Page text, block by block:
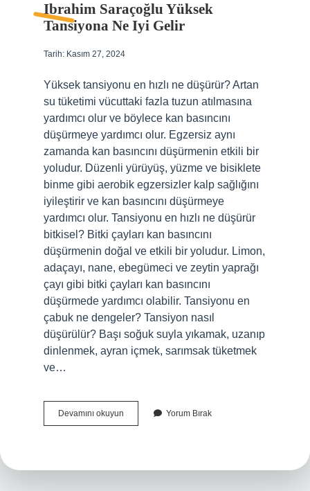
Ibrahim Saraçoğlu Yüksek
Tansiyona Ne Iyi Gelir
Tarih: Kasım 27, 2024
Yüksek tansiyonu en hızlı ne düşürür? Artan
su tüketimi vücuttaki fazla tuzun atılmasına
yardımcı olur ve böylece kan basıncını
düşürmeye yardımcı olur. Egzersiz aynı
zamanda kan basıncını düşürmenin etkili bir
yoludur. Düzenli yürüyüş, yüzme ve bisiklete
binme gibi aerobik egzersizler kalp sağlığını
iyileştirir ve kan basıncını düşürmeye
yardımcı olur. Tansiyonu en hızlı ne düşürür
bitkisel? Bitki çayları kan basıncını
düşürmenin doğal ve etkili bir yoludur. Limon,
adaçayı, nane, ebegümeci ve zeytin yaprağı
çayı gibi bitki çayları kan basıncını
düşürmede yardımcı olabilir. Tansiyonu en
çabuk ne dengeler? Tansiyon nasıl
düşürülür? Başı soğuk suyla yıkamak, uzanıp
dinlenmek, ayran içmek, sarımsak tüketmek
ve…
Devamını okuyun
Saraçoğlu
Yorum Bırak